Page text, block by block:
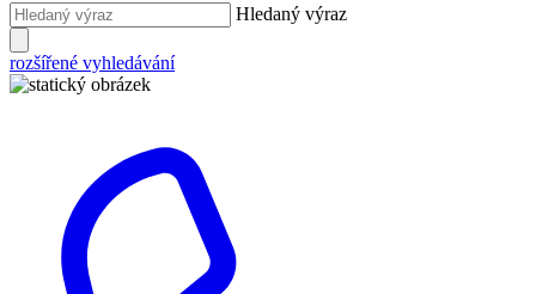
Hledaný výraz
rozšířené vyhledávání